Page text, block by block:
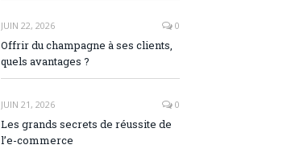
JUIN 22, 2026 0
Offrir du champagne à ses clients,
quels avantages ?
JUIN 21, 2026 0
Les grands secrets de réussite de
l’e-commerce